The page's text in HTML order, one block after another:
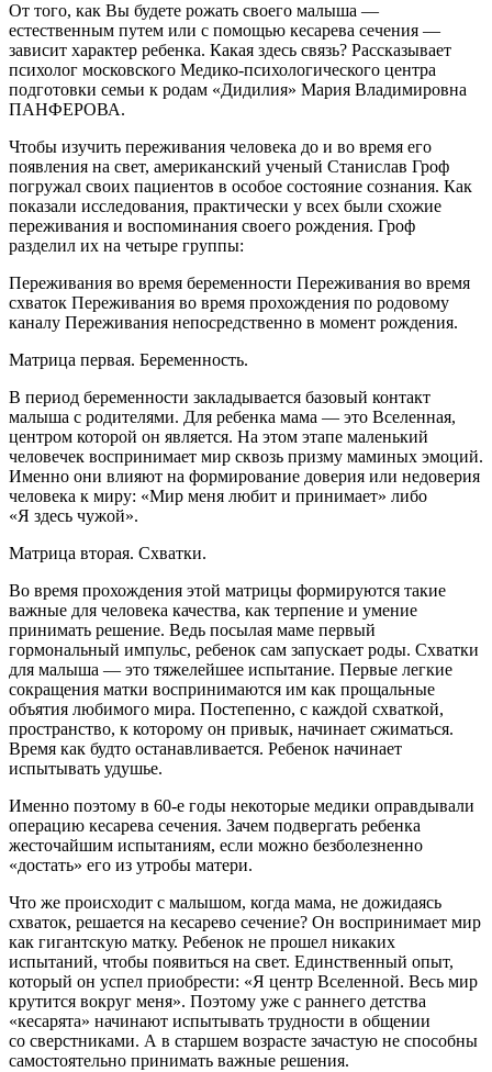
От того, как Вы будете рожать своего малыша —
естественным путем или с помощью кесарева сечения —
зависит характер ребенка. Какая здесь связь? Рассказывает
психолог московского Медико-психологического центра
подготовки семьи к родам «Дидилия» Мария Владимировна
ПАНФЕРОВА.
Чтобы изучить переживания человека до и во время его
появления на свет, американский ученый Станислав Гроф
погружал своих пациентов в особое состояние сознания. Как
показали исследования, практически у всех были схожие
переживания и воспоминания своего рождения. Гроф
разделил их на четыре группы:
Переживания во время беременности Переживания во время
схваток Переживания во время прохождения по родовому
каналу Переживания непосредственно в момент рождения.
Матрица первая. Беременность.
В период беременности закладывается базовый контакт
малыша с родителями. Для ребенка мама — это Вселенная,
центром которой он является. На этом этапе маленький
человечек воспринимает мир сквозь призму маминых эмоций.
Именно они влияют на формирование доверия или недоверия
человека к миру: «Мир меня любит и принимает» либо
«Я здесь чужой».
Матрица вторая. Схватки.
Во время прохождения этой матрицы формируются такие
важные для человека качества, как терпение и умение
принимать решение. Ведь посылая маме первый
гормональный импульс, ребенок сам запускает роды. Схватки
для малыша — это тяжелейшее испытание. Первые легкие
сокращения матки воспринимаются им как прощальные
объятия любимого мира. Постепенно, с каждой схваткой,
пространство, к которому он привык, начинает сжиматься.
Время как будто останавливается. Ребенок начинает
испытывать удушье.
Именно поэтому в 60-е годы некоторые медики оправдывали
операцию кесарева сечения. Зачем подвергать ребенка
жесточайшим испытаниям, если можно безболезненно
«достать» его из утробы матери.
Что же происходит с малышом, когда мама, не дожидаясь
схваток, решается на кесарево сечение? Он воспринимает мир
как гигантскую матку. Ребенок не прошел никаких
испытаний, чтобы появиться на свет. Единственный опыт,
который он успел приобрести: «Я центр Вселенной. Весь мир
крутится вокруг меня». Поэтому уже с раннего детства
«кесарята» начинают испытывать трудности в общении
со сверстниками. А в старшем возрасте зачастую не способны
самостоятельно принимать важные решения.